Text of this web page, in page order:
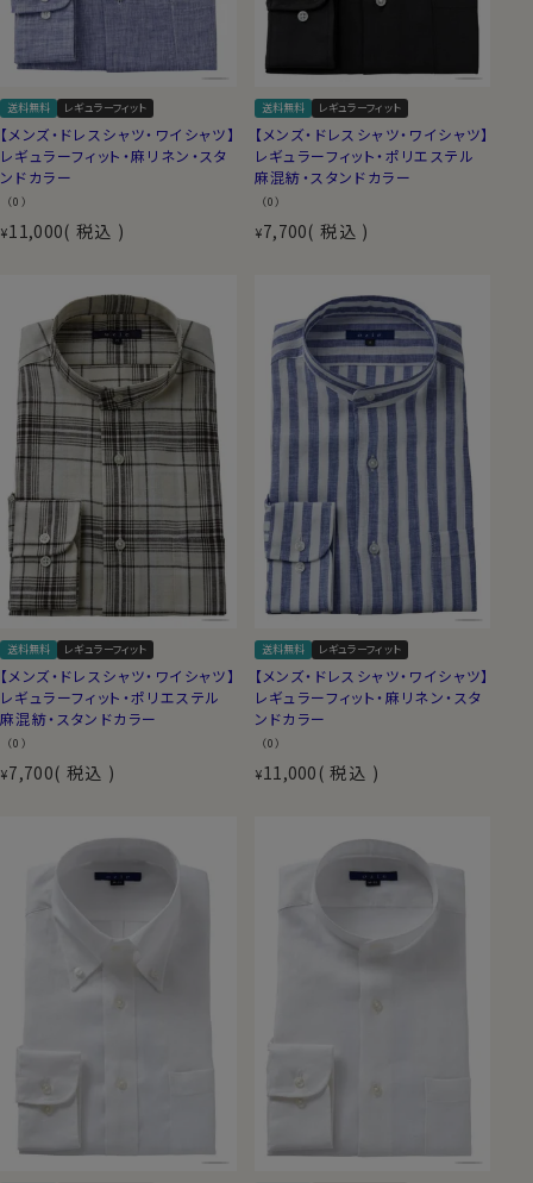
送料無料 レギュラーフィット
【メンズ・ドレスシャツ・ワイシャツ】
レギュラーフィット・麻リネン・スタ
ンドカラー
（0）
¥11,000 税込
送料無料 レギュラーフィット
【メンズ・ドレスシャツ・ワイシャツ】
レギュラーフィット・ポリエステル
麻混紡・スタンドカラー
（0）
¥7,700 税込
送料無料 レギュラーフィット
【メンズ・ドレスシャツ・ワイシャツ】
レギュラーフィット・ポリエステル
麻混紡・スタンドカラー
（0）
¥7,700 税込
送料無料 レギュラーフィット
【メンズ・ドレスシャツ・ワイシャツ】
レギュラーフィット・麻リネン・スタ
ンドカラー
（0）
¥11,000 税込